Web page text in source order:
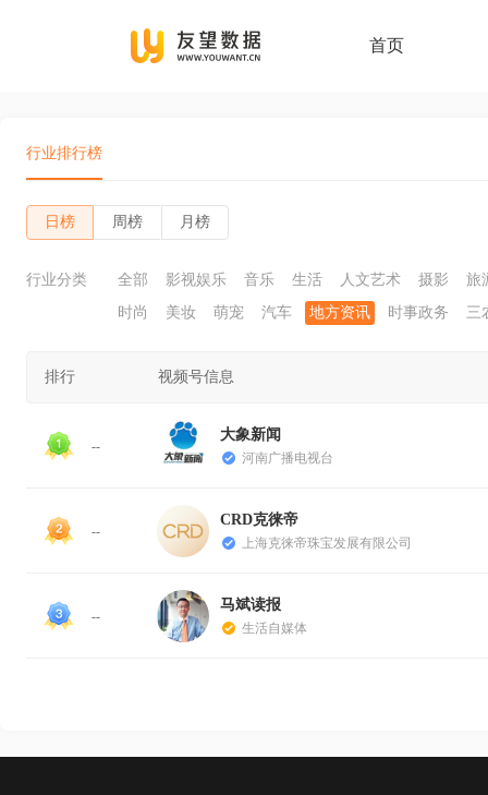
首页
行业排行榜
日榜 周榜 月榜
行业分类 全部 影视娱乐 音乐 生活 人文艺术 摄影
旅
时尚
美妆 萌宠 汽车 地方资讯 时事政务 三
排行 视频号信息
--
大象新闻
河南广播电视台
--
CRD克徕帝
上海克徕帝珠宝发展有限公司
--
马斌读报
生活自媒体